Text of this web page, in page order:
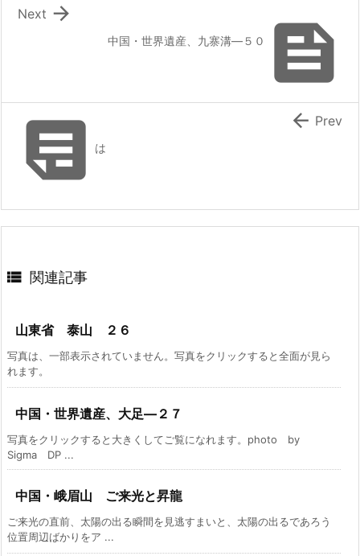

中国・世界遺産、九寨溝―５０

Next
は
 Prev
 関連記事
山東省 泰山 ２６
写真は、一部表示されていません。写真をクリックすると全面が見ら
れます。
中国・世界遺産、大足―２７
写真をクリックすると大きくしてご覧になれます。photo by
Sigma DP ...
中国・峨眉山 ご来光と昇龍
ご来光の直前、太陽の出る瞬間を見逃すまいと、太陽の出るであろう
位置周辺ばかりをア ...